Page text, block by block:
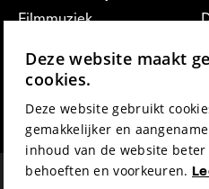
Filmmuziek
Press & Industry
Film Fest Friends
Deze website maakt
cookies.
Deze website gebruikt
gemakkelijker en
inhoud van de website
behoeften en voorkeuren.